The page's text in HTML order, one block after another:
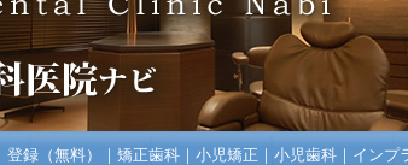
登録（無料） ｜ 矯正歯科｜ 小児矯正 ｜ 小児歯科｜ インプ